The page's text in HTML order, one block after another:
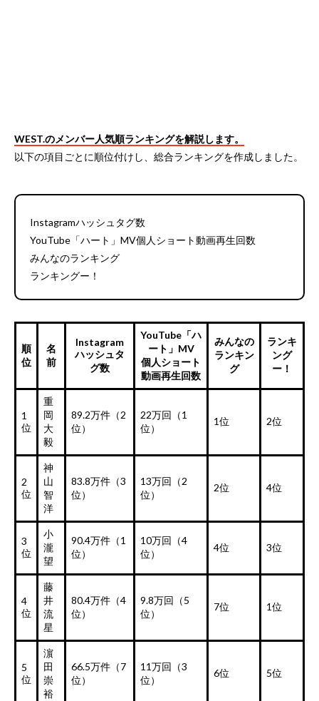
WEST.のメンバー人気順ランキングを解説します。
以下の項目ごとに順位付けし、総合ランキングを作成しました。
Instagramハッシュタグ数
YouTube「ハート」MV個人ショート動画再生回数
みんなのランキング
ランキングー！
順
位
名
前
Instagram
ハッシュタ
グ数
YouTube「ハ
ート」MV
個人ショート
動画再生回数
みんなの
ランキン
グ
ランキ
ング
ー！
1
位
重
岡
大
毅
89.2万件（2
位）
22万回（1
位）
1位 2位
2
位
神
山
智
洋
83.8万件（3
位）
13万回（2
位）
2位 4位
3
位
小
瀧
望
90.4万件（1
位）
10万回（4
位）
4位 3位
4
位
藤
井
流
星
80.4万件（4
位）
9.8万回（5
位）
7位 1位
5
位
濵
田
崇
裕
66.5万件（7
位）
11万回（3
位）
6位 5位